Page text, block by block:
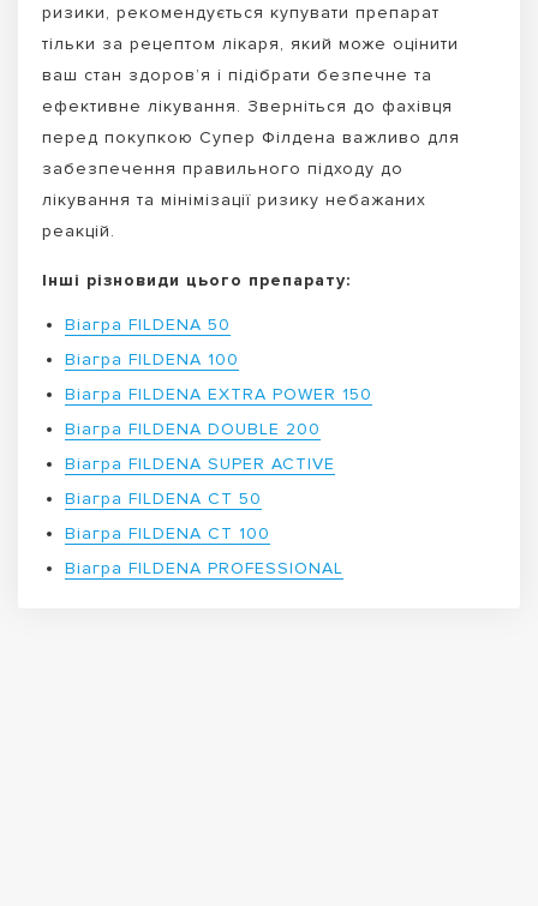
ризики, рекомендується купувати препарат
тільки за рецептом лікаря, який може оцінити
ваш стан здоров’я і підібрати безпечне та
ефективне лікування. Зверніться до фахівця
перед покупкою Супер Філдена важливо для
забезпечення правильного підходу до
лікування та мінімізації ризику небажаних
реакцій.
Інші різновиди цього препарату:
Віагра FILDENA 50
Віагра FILDENA 100
Віагра FILDENA EXTRA POWER 150
Віагра FILDENA DOUBLE 200
Віагра FILDENA SUPER ACTIVE
Віагра FILDENA CT 50
Віагра FILDENA CT 100
Віагра FILDENA PROFESSIONAL